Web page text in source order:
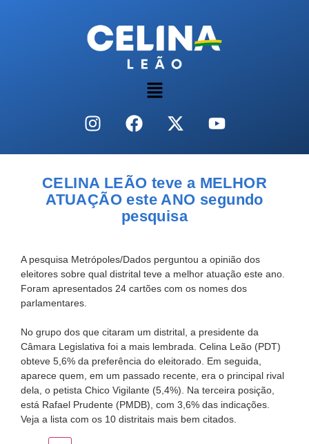
CELINA LEÃO teve a MELHOR
ATUAÇÃO este ANO segundo
pesquisa
A pesquisa Metrópoles/Dados perguntou a opinião dos
eleitores sobre qual distrital teve a melhor atuação este ano.
Foram apresentados 24 cartões com os nomes dos
parlamentares.
No grupo dos que citaram um distrital, a presidente da
Câmara Legislativa foi a mais lembrada. Celina Leão (PDT)
obteve 5,6% da preferência do eleitorado. Em seguida,
aparece quem, em um passado recente, era o principal rival
dela, o petista Chico Vigilante (5,4%). Na terceira posição,
está Rafael Prudente (PMDB), com 3,6% das indicações.
Veja a lista com os 10 distritais mais bem citados.